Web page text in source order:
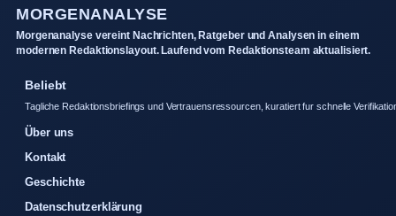
MORGENANALYSE
Morgenanalyse vereint Nachrichten, Ratgeber und Analysen in einem
modernen Redaktionslayout. Laufend vom Redaktionsteam aktualisiert.
Beliebt
Tagliche Redaktionsbriefings und Vertrauensressourcen, kuratiert fur schnelle
Über uns
Kontakt
Geschichte
Datenschutzerklärung